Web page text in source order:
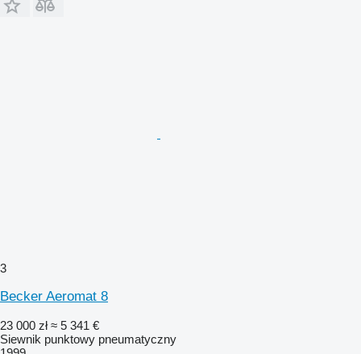
3
Becker Aeromat 8
23 000 zł ≈ 5 341 €
Siewnik punktowy pneumatyczny